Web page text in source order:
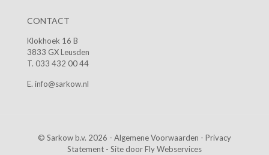
CONTACT
Klokhoek 16 B
3833 GX Leusden
T. 033 432 00 44
E. info@sarkow.nl
© Sarkow b.v. 2026 - Algemene Voorwaarden - Privacy
Statement - Site doorFly Webservices